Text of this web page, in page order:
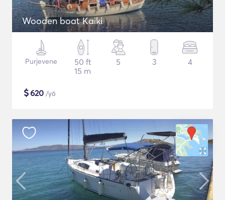
Wooden boat Kaiki
Purjevene
50 ft
15 m
5 3 4
$620 /yö